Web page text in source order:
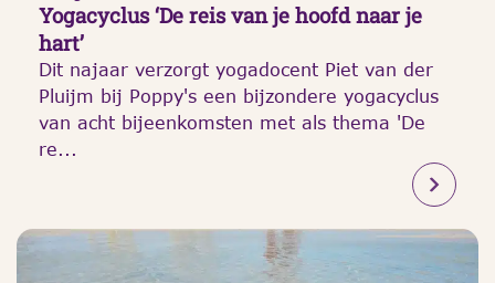
Yogacyclus ‘De reis van je hoofd naar je
hart’
Dit najaar verzorgt yogadocent Piet van der
Pluijm bij Poppy's een bijzondere yogacyclus
van acht bijeenkomsten met als thema 'De
re...